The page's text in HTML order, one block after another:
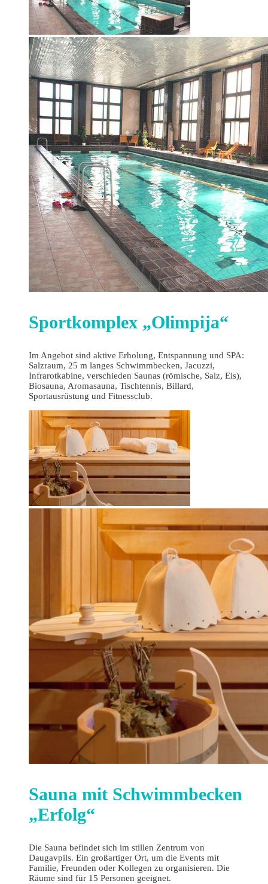
Sportkomplex „Olimpija“
Im Angebot sind aktive Erholung, Entspannung und SPA:
Salzraum, 25 m langes Schwimmbecken, Jacuzzi,
Infrarotkabine, verschieden Saunas (römische, Salz, Eis),
Biosauna, Aromasauna, Tischtennis, Billard,
Sportausrüstung und Fitnessclub.
Sauna mit Schwimmbecken
„Erfolg“
Die Sauna befindet sich im stillen Zentrum von
Daugavpils. Ein großartiger Ort, um die Events mit
Familie, Freunden oder Kollegen zu organisieren. Die
Räume sind für 15 Personen geeignet.